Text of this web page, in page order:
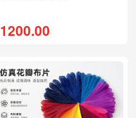
1200.00